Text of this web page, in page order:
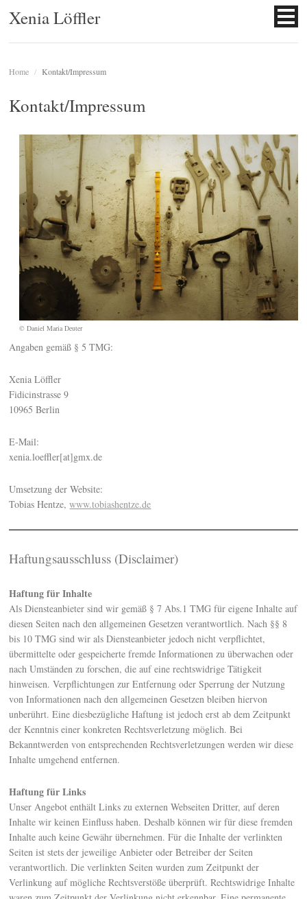
Xenia Löffler
Home / Kontakt/Impressum
Kontakt/Impressum
© Daniel Maria Deuter
Angaben gemäß § 5 TMG:
Xenia Löffler
Fidicinstrasse 9
10965 Berlin
E-Mail:
xenia.loeffler[at]gmx.de
Umsetzung der Website:
Tobias Hentze,www.tobiashentze.de
Haftungsausschluss (Disclaimer)
Haftung für Inhalte
Als Diensteanbieter sind wir gemäß § 7 Abs.1 TMG für eigene Inhalte auf
diesen Seiten nach den allgemeinen Gesetzen verantwortlich. Nach §§ 8
bis 10 TMG sind wir als Diensteanbieter jedoch nicht verpflichtet,
übermittelte oder gespeicherte fremde Informationen zu überwachen oder
nach Umständen zu forschen, die auf eine rechtswidrige Tätigkeit
hinweisen. Verpflichtungen zur Entfernung oder Sperrung der Nutzung
von Informationen nach den allgemeinen Gesetzen bleiben hiervon
unberührt. Eine diesbezügliche Haftung ist jedoch erst ab dem Zeitpunkt
der Kenntnis einer konkreten Rechtsverletzung möglich. Bei
Bekanntwerden von entsprechenden Rechtsverletzungen werden wir diese
Inhalte umgehend entfernen.
Haftung für Links
Unser Angebot enthält Links zu externen Webseiten Dritter, auf deren
Inhalte wir keinen Einfluss haben. Deshalb können wir für diese fremden
Inhalte auch keine Gewähr übernehmen. Für die Inhalte der verlinkten
Seiten ist stets der jeweilige Anbieter oder Betreiber der Seiten
verantwortlich. Die verlinkten Seiten wurden zum Zeitpunkt der
Verlinkung auf mögliche Rechtsverstöße überprüft. Rechtswidrige Inhalte